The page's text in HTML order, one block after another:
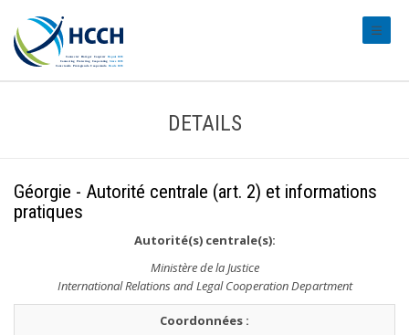
DETAILS
Géorgie - Autorité centrale (art. 2) et informations
pratiques
Autorité(s) centrale(s):
Ministère de la Justice
International Relations and Legal Cooperation Department
Coordonnées :